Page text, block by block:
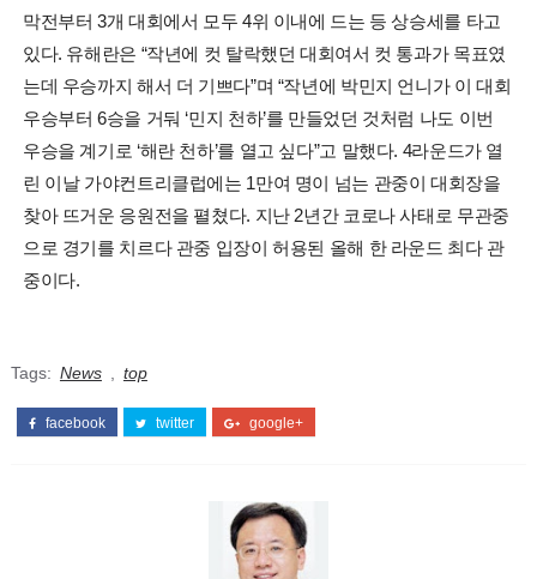
막전부터 3개 대회에서 모두 4위 이내에 드는 등 상승세를 타고
있다. 유해란은 “작년에 컷 탈락했던 대회여서 컷 통과가 목표였
는데 우승까지 해서 더 기쁘다”며 “작년에 박민지 언니가 이 대회
우승부터 6승을 거둬 ‘민지 천하’를 만들었던 것처럼 나도 이번
우승을 계기로 ‘해란 천하’를 열고 싶다”고 말했다. 4라운드가 열
린 이날 가야컨트리클럽에는 1만여 명이 넘는 관중이 대회장을
찾아 뜨거운 응원전을 펼쳤다. 지난 2년간 코로나 사태로 무관중
으로 경기를 치르다 관중 입장이 허용된 올해 한 라운드 최다 관
중이다.
Tags: News top
facebook twitter google+